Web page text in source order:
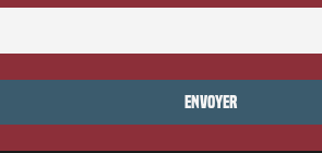
Envoyer